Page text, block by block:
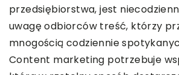
przedsiębiorstwa, jest
uwagę odbiorców treść, którzy
mnogością codziennie
Content marketing potrzebuje